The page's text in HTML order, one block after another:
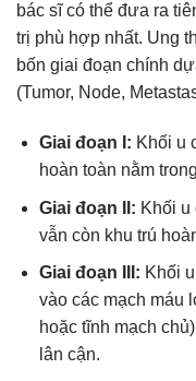
bác sĩ có thể đưa ra
trị phù hợp nhất. Ung
bốn giai đoạn chính
(Tumor, Node,
Giai đoạn I: Khối u
hoàn toàn nằm
Giai đoạn II: Khối
vẫn còn khu trú
Giai đoạn III: Khối
vào các mạch máu
hoặc tĩnh mạch
lân cận.